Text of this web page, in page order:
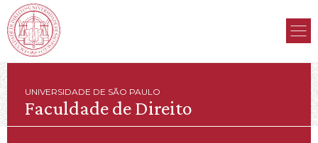
UNIVERSIDADE DE SÃO PAULO
Faculdade de Direito